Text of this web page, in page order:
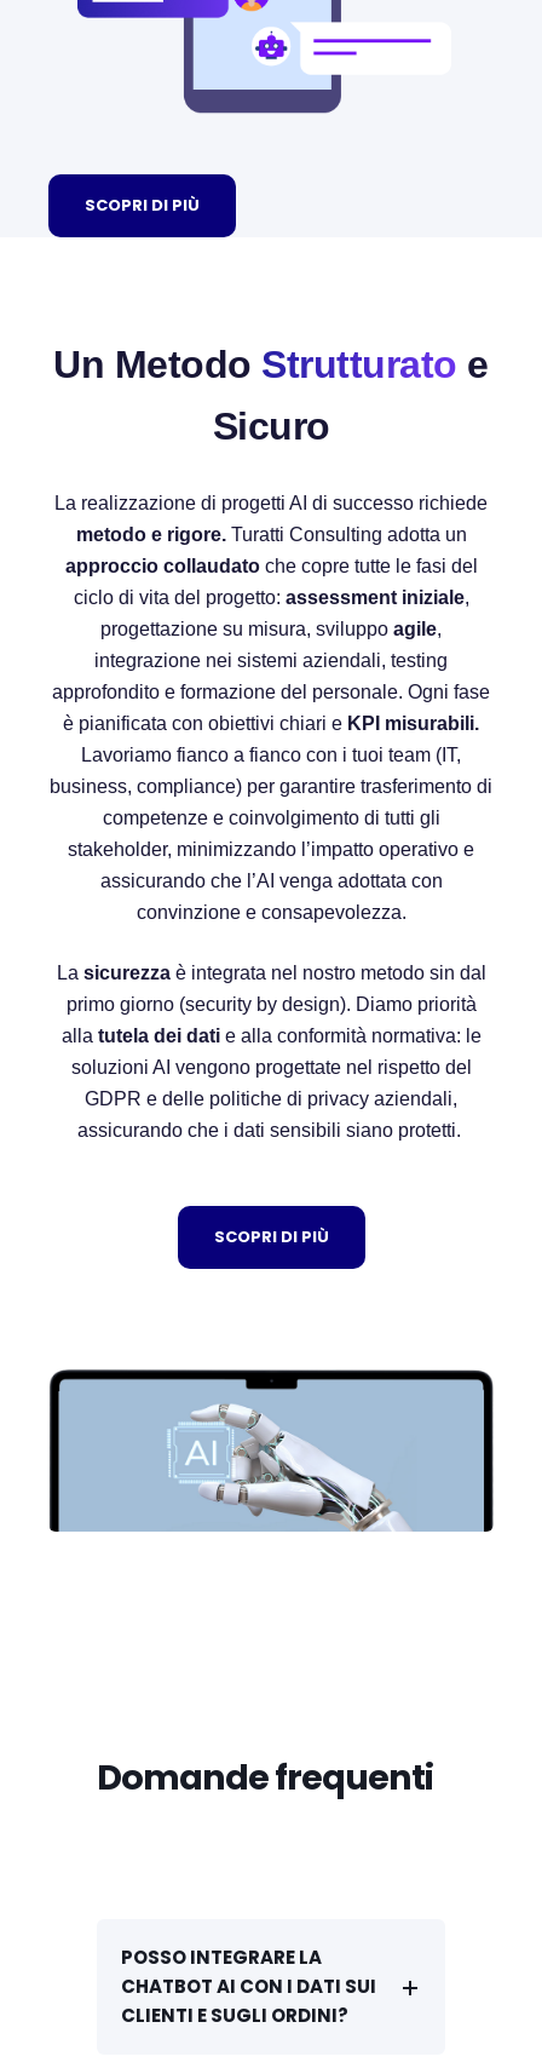
SCOPRI DI PIÙ
Un Metodo Strutturato e
Sicuro
La realizzazione di progetti AI di successo richiede
metodo e rigore. Turatti Consulting adotta un
approccio collaudatoche copre tutte le fasi del
ciclo di vita del progetto: assessment iniziale,
progettazione su misura, sviluppo agile,
integrazione nei sistemi aziendali, testing
approfondito e formazione del personale. Ogni fase
è pianificata con obiettivi chiari e KPI misurabili.
Lavoriamo fianco a fianco con i tuoi team (IT,
business, compliance) per garantire trasferimento di
competenze e coinvolgimento di tutti gli
stakeholder, minimizzando l’impatto operativo e
assicurando che l’AI venga adottata con
convinzione e consapevolezza.
La sicurezzaè integrata nel nostro metodo sin dal
primo giorno (security by design). Diamo priorità
alla tutela dei datie alla conformità normativa: le
soluzioni AI vengono progettate nel rispetto del
GDPR e delle politiche di privacy aziendali,
assicurando che i dati sensibili siano protetti.
SCOPRI DI PIÙ
Domande frequenti
POSSO INTEGRARE LA
CHATBOT AI CON I DATI SUI
CLIENTI E SUGLI ORDINI?